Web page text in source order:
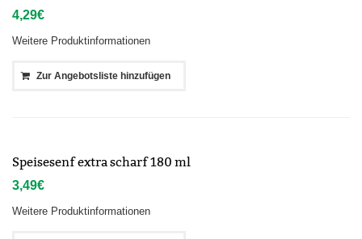
4,29€
Weitere Produktinformationen
Zur Angebotsliste hinzufügen
Speisesenf extra scharf 180 ml
3,49€
Weitere Produktinformationen